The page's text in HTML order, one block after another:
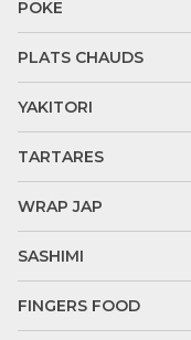
POKE
PLATS CHAUDS
YAKITORI
TARTARES
WRAP JAP
SASHIMI
FINGERS FOOD